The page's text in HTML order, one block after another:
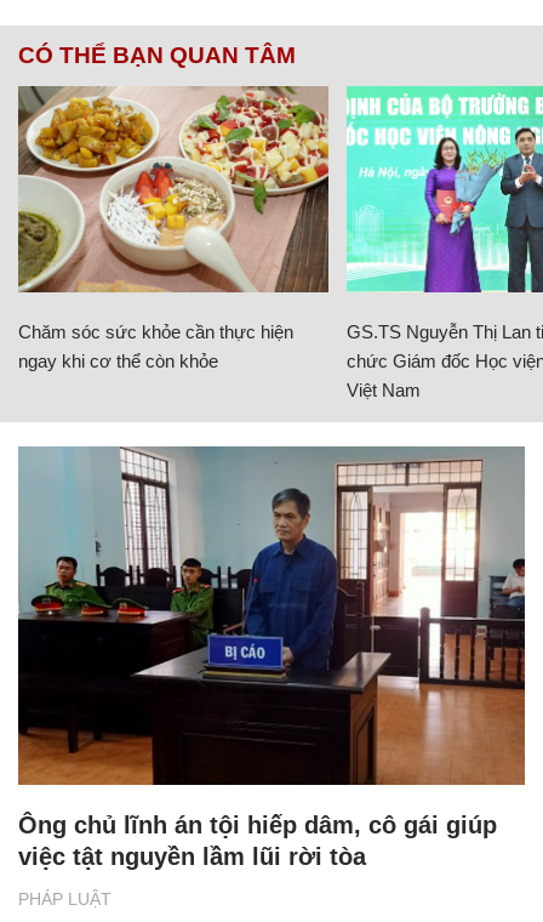
CÓ THỂ BẠN QUAN TÂM
Chăm sóc sức khỏe cần thực hiện
ngay khi cơ thể còn khỏe
GS.TS Nguyễn Thị Lan
chức Giám đốc Học
Việt Nam
PHÁP LUẬT
Ông chủ lĩnh án tội hiếp dâm, cô gái giúp
việc tật nguyền lầm lũi rời tòa